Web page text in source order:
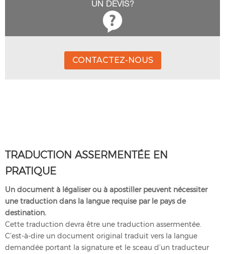
UN DEVIS?
CONTACTEZ-NOUS
TRADUCTION ASSERMENTÉE EN
PRATIQUE
Un document à légaliser ou à apostiller peuvent nécessiter
une traduction dans la langue requise par le pays de
destination.
Cette traduction devra être une traduction assermentée.
C’est-à-dire un document original traduit vers la langue
demandée portant la signature et le sceau d’un traducteur